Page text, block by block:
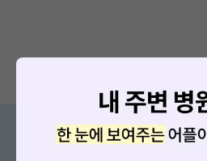
증상/치료, 궁금한